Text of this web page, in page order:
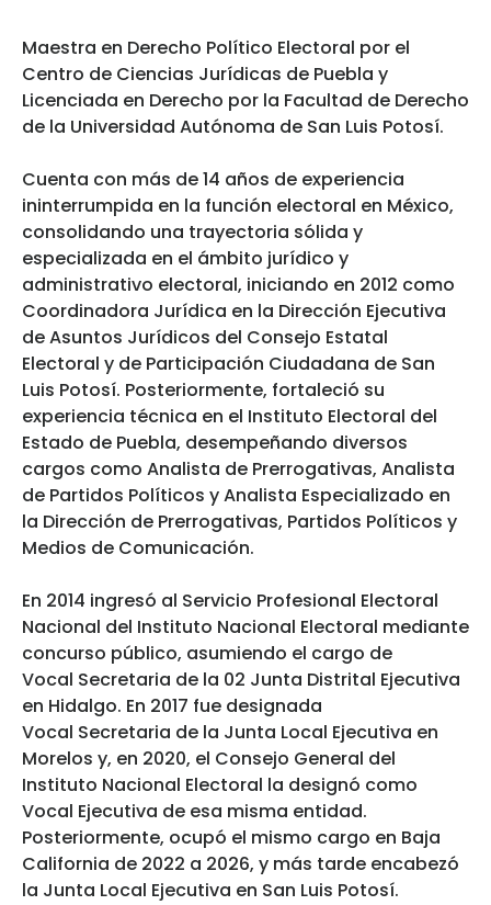
Maestra en Derecho Político Electoral por el
Centro de Ciencias Jurídicas de Puebla y
Licenciada en Derecho por la Facultad de Derecho
de la Universidad Autónoma de San Luis Potosí.
Cuenta con más de 14 años de experiencia
ininterrumpida en la función electoral en México,
consolidando una trayectoria sólida y
especializada en el ámbito jurídico y
administrativo electoral, iniciando en 2012 como
Coordinadora Jurídica en la Dirección Ejecutiva
de Asuntos Jurídicos del Consejo Estatal
Electoral y de Participación Ciudadana de San
Luis Potosí. Posteriormente, fortaleció su
experiencia técnica en el Instituto Electoral del
Estado de Puebla, desempeñando diversos
cargos como Analista de Prerrogativas, Analista
de Partidos Políticos y Analista Especializado en
la Dirección de Prerrogativas, Partidos Políticos y
Medios de Comunicación.
En 2014 ingresó al Servicio Profesional Electoral
Nacional del Instituto Nacional Electoral mediante
concurso público, asumiendo el cargo de
Vocal Secretaria de la 02 Junta Distrital Ejecutiva
en Hidalgo. En 2017 fue designada
Vocal Secretaria de la Junta Local Ejecutiva en
Morelos y, en 2020, el Consejo General del
Instituto Nacional Electoral la designó como
Vocal Ejecutiva de esa misma entidad.
Posteriormente, ocupó el mismo cargo en Baja
California de 2022 a 2026, y más tarde encabezó
la Junta Local Ejecutiva en San Luis Potosí.